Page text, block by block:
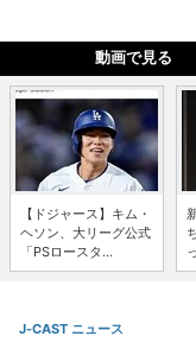
動画で見る
【ドジャース】キム・
ヘソン、大リーグ公式
「PSロースタ...
J-CAST ニュース